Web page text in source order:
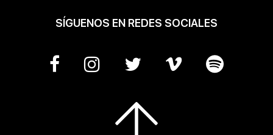
SÍGUENOS EN REDES SOCIALES